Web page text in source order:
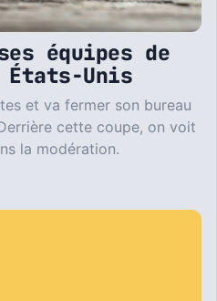
équipes de
États-Unis
et va fermer son bureau
cette coupe, on voit
la modération.